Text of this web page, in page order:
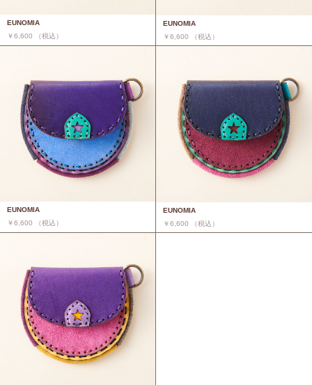
EUNOMIA
￥6,600 （税込）
EUNOMIA
￥6,600 （税込）
EUNOMIA
￥6,600 （税込）
EUNOMIA
￥6,600 （税込）